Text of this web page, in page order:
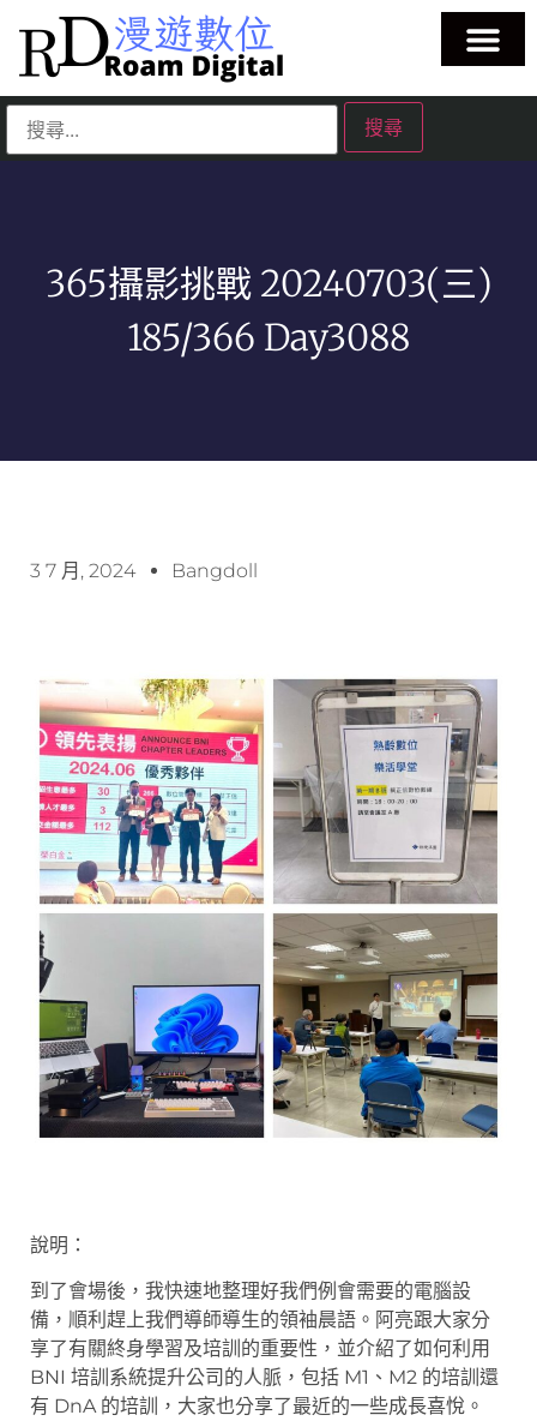
365攝影挑戰 20240703(三)
185/366 Day3088
3 7 月, 2024 Bangdoll
說明：
到了會場後，我快速地整理好我們例會需要的電腦設
備，順利趕上我們導師導生的領袖晨語。阿亮跟大家分
享了有關終身學習及培訓的重要性，並介紹了如何利用
BNI 培訓系統提升公司的人脈，包括 M1、M2 的培訓還
有 DnA 的培訓，大家也分享了最近的一些成長喜悅。